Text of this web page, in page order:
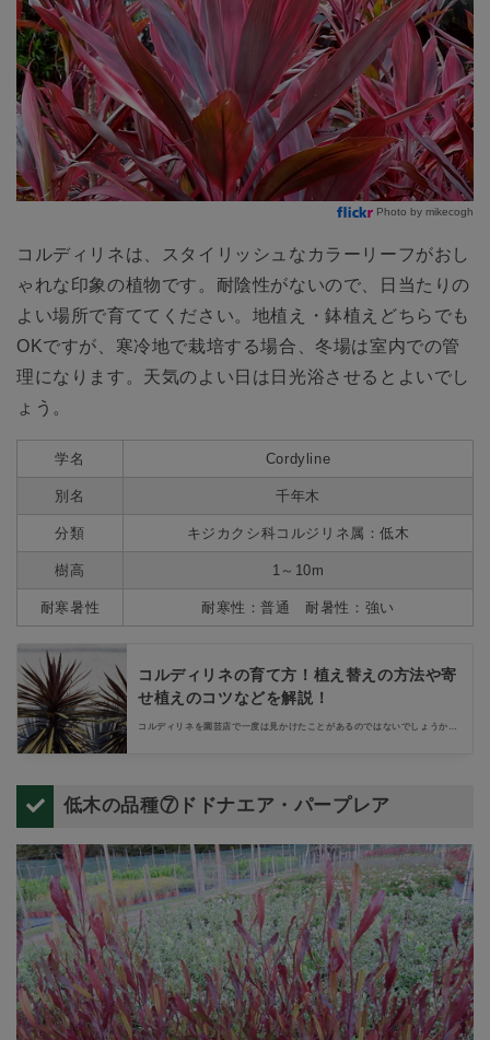
Photo by mikecogh
コルディリネは、スタイリッシュなカラーリーフがおし
ゃれな印象の植物です。耐陰性がないので、日当たりの
よい場所で育ててください。地植え・鉢植えどちらでも
OKですが、寒冷地で栽培する場合、冬場は室内での管
理になります。天気のよい日は日光浴させるとよいでし
ょう。
学名 Cordyline
別名 千年木
分類 キジカクシ科コルジリネ属：低木
樹高 1～10m
耐寒暑性 耐寒性：普通 耐暑性：強い
コルディリネの育て方！植え替えの方法や寄
せ植えのコツなどを解説！
コルディリネを園芸店で一度は見かけたことがあるのではないでしょうか。
低木の品種⑦ドドナエア・パープレア